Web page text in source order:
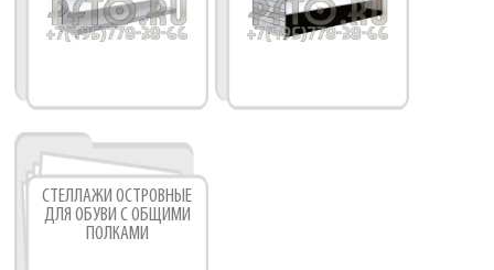
СТЕЛЛАЖИ ОСТРОВНЫЕ
ДЛЯ ОБУВИ С ОБЩИМИ
ПОЛКАМИ